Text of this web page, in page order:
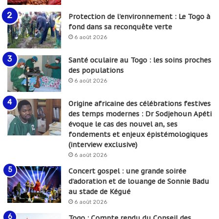
Protection de l’environnement : Le Togo à
fond dans sa reconquête verte
6 août 2026
Santé oculaire au Togo : les soins proches
des populations
6 août 2026
Origine africaine des célébrations festives
des temps modernes : Dr Sodjehoun Apéti
évoque le cas des nouvel an, ses
fondements et enjeux épistémologiques
(interview exclusive)
6 août 2026
Concert gospel : une grande soirée
d’adoration et de louange de Sonnie Badu
au stade de Kégué
6 août 2026